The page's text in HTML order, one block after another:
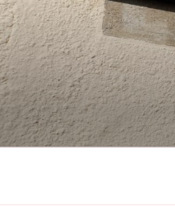
Aller
au
contenu
principal